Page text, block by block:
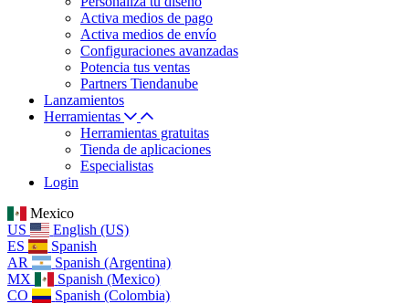
Activa medios de pago
Activa medios de envío
Configuraciones avanzadas
Potencia tus ventas
Partners Tiendanube
Lanzamientos
Herramientas
Herramientas gratuitas
Tienda de aplicaciones
Especialistas
Login
Mexico
US
English (US)
ES
Spanish
AR
Spanish (Argentina)
MX
Spanish (Mexico)
CO
Spanish (Colombia)